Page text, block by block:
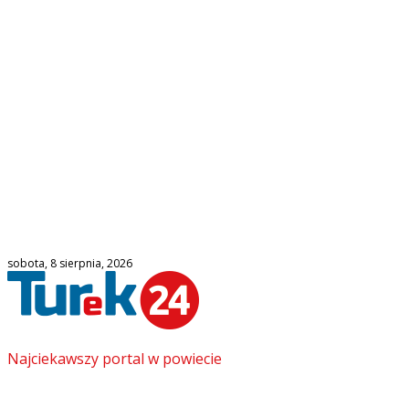
sobota, 8 sierpnia, 2026
Najciekawszy portal w powiecie